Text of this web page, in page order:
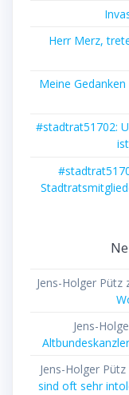
Herr Merz,
Meine
#stadtrat51702:
Jens-Holger Pütz
Jens-
Jens-Holger Pütz
sind oft sehr